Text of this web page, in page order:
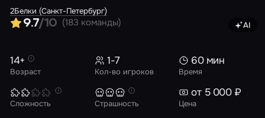
2Белки (Санкт-Петербург)
9.7/10 (183 команды) AI
Возраст
14+
Кол-во игроков
1-7
Время
60 мин
Сложность Страшность Цена
от 5 000 ₽